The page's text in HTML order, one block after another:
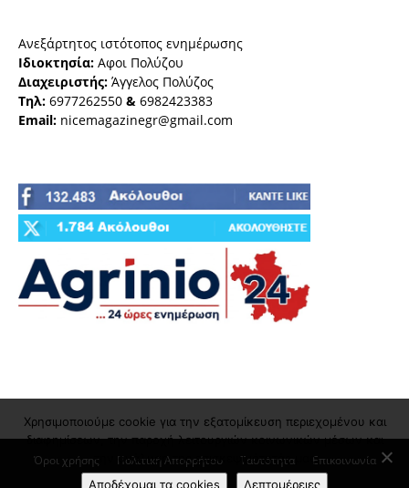
Ανεξάρτητος ιστότοπος ενημέρωσης
Ιδιοκτησία: Αφοι Πολύζου
Διαχειριστής: Άγγελος Πολύζος
Τηλ: 6977262550 & 6982423383
Email: nicemagazinegr@gmail.com
Όροι χρήσης Πολιτική Απορρήτου Ταυτότητα Επικοινωνία
Χρησιμοποιούμε cookie για την εξατομίκευση περιεχομένου και
διαφημίσεων, την παροχή λειτουργιών κοινωνικών μέσων και
την ανάλυση της επισκεψιμότητάς μας
Αποδέχομαι τα cookies
Λεπτομέρειες